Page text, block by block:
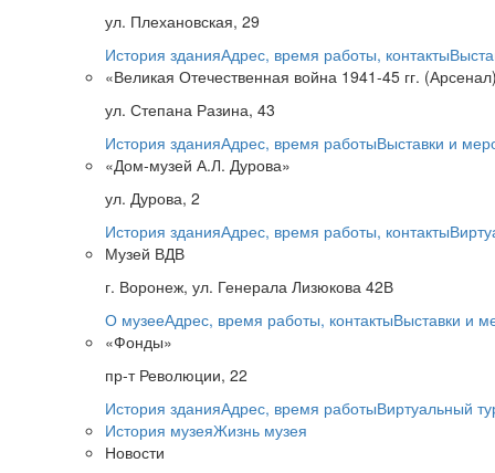
ул. Плехановская, 29
История зданияАдрес, время работы, контакты
«Великая Отечественная война 1941-45 гг.
ул. Степана Разина, 43
История зданияАдрес, время работыВыставки и
«Дом-музей А.Л. Дурова»
ул. Дурова, 2
История зданияАдрес, время работы, контакты
Музей ВДВ
г. Воронеж, ул. Генерала Лизюкова 42В
О музееАдрес, время работы, контактыВыставки и
«Фонды»
пр-т Революции, 22
История зданияАдрес, время работыВиртуальный
История музеяЖизнь музея
Новости